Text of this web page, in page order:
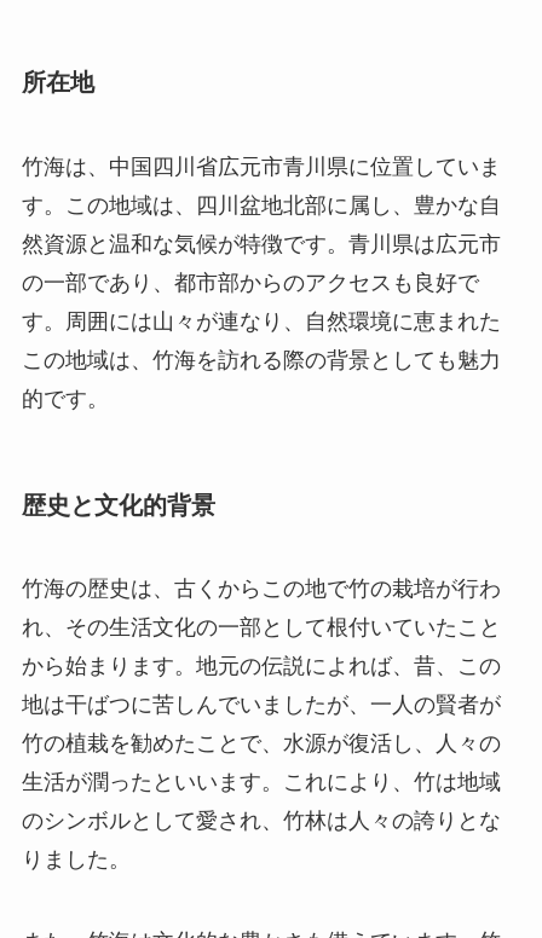
所在地
竹海は、中国四川省広元市青川県に位置していま
す。この地域は、四川盆地北部に属し、豊かな自
然資源と温和な気候が特徴です。青川県は広元市
の一部であり、都市部からのアクセスも良好で
す。周囲には山々が連なり、自然環境に恵まれた
この地域は、竹海を訪れる際の背景としても魅力
的です。
歴史と文化的背景
竹海の歴史は、古くからこの地で竹の栽培が行わ
れ、その生活文化の一部として根付いていたこと
から始まります。地元の伝説によれば、昔、この
地は干ばつに苦しんでいましたが、一人の賢者が
竹の植栽を勧めたことで、水源が復活し、人々の
生活が潤ったといいます。これにより、竹は地域
のシンボルとして愛され、竹林は人々の誇りとな
りました。